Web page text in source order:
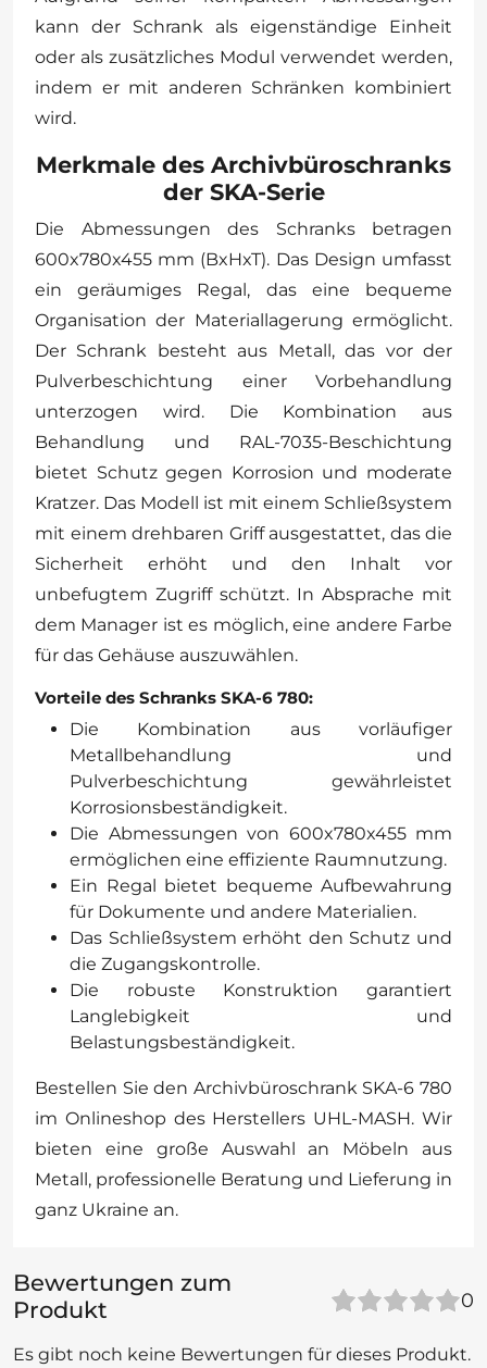
kann der Schrank als eigenständige Einheit
oder als zusätzliches Modul verwendet werden,
indem er mit anderen Schränken kombiniert
wird.
Merkmale des Archivbüroschranks
der SKA-Serie
Die Abmessungen des Schranks betragen
600x780x455 mm (BxHxT). Das Design umfasst
ein geräumiges Regal, das eine bequeme
Organisation der Materiallagerung ermöglicht.
Der Schrank besteht aus Metall, das vor der
Pulverbeschichtung einer Vorbehandlung
unterzogen wird. Die Kombination aus
Behandlung und RAL-7035-Beschichtung
bietet Schutz gegen Korrosion und moderate
Kratzer. Das Modell ist mit einem Schließsystem
mit einem drehbaren Griff ausgestattet, das die
Sicherheit erhöht und den Inhalt vor
unbefugtem Zugriff schützt. In Absprache mit
dem Manager ist es möglich, eine andere Farbe
für das Gehäuse auszuwählen.
Vorteile des Schranks SKA-6 780:
Die Kombination aus vorläufiger
Metallbehandlung und
Pulverbeschichtung gewährleistet
Korrosionsbeständigkeit.
Die Abmessungen von 600x780x455 mm
ermöglichen eine effiziente Raumnutzung.
Ein Regal bietet bequeme Aufbewahrung
für Dokumente und andere Materialien.
Das Schließsystem erhöht den Schutz und
die Zugangskontrolle.
Die robuste Konstruktion garantiert
Langlebigkeit und
Belastungsbeständigkeit.
Bestellen Sie den Archivbüroschrank SKA-6 780
im Onlineshop des Herstellers UHL-MASH. Wir
bieten eine große Auswahl an Möbeln aus
Metall, professionelle Beratung und Lieferung in
ganz Ukraine an.
Bewertungen zum
Produkt
0
Es gibt noch keine Bewertungen für dieses Produkt.